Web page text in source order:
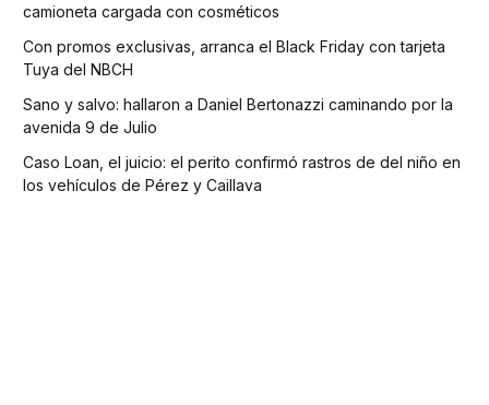
camioneta cargada con cosméticos
Con promos exclusivas, arranca el Black Friday con tarjeta
Tuya del NBCH
Sano y salvo: hallaron a Daniel Bertonazzi caminando por la
avenida 9 de Julio
Caso Loan, el juicio: el perito confirmó rastros de del niño en
los vehículos de Pérez y Caillava